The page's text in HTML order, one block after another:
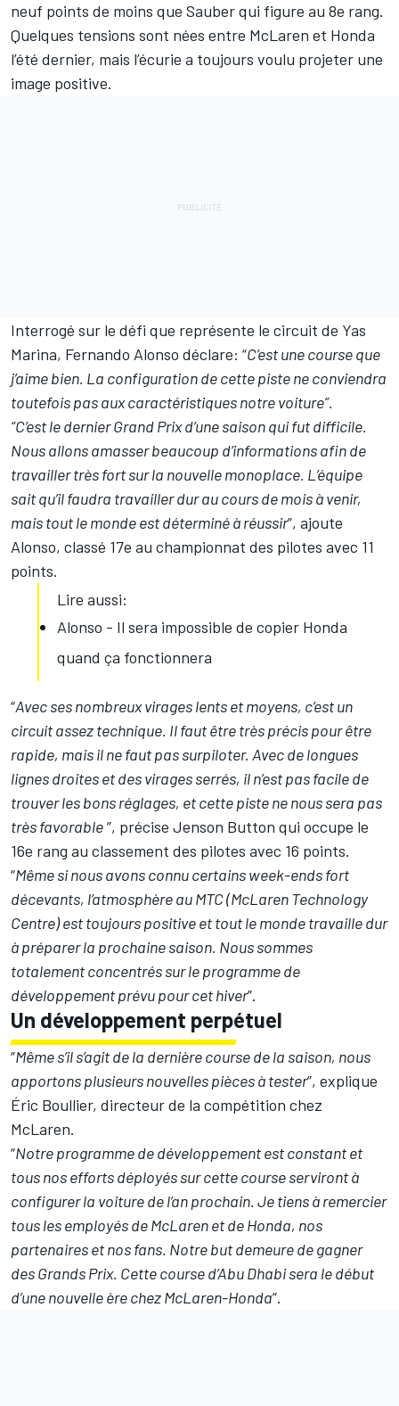
neuf points de moins que Sauber qui figure au 8e rang.
Quelques tensions sont nées entre McLaren et Honda
l’été dernier, mais l’écurie a toujours voulu projeter une
image positive.
Interrogé sur le défi que représente le circuit de Yas
Marina, Fernando Alonso déclare: “C’est une course que
j’aime bien. La configuration de cette piste ne conviendra
toutefois pas aux caractéristiques notre voiture”.
“C’est le dernier Grand Prix d’une saison qui fut difficile.
Nous allons amasser beaucoup d’informations afin de
travailler très fort sur la nouvelle monoplace. L’équipe
sait qu’il faudra travailler dur au cours de mois à venir,
mais tout le monde est déterminé à réussir”, ajoute
Alonso, classé 17e au championnat des pilotes avec 11
points.
Lire aussi:
Alonso - Il sera impossible de copier Honda
quand ça fonctionnera
“Avec ses nombreux virages lents et moyens, c’est un
circuit assez technique. Il faut être très précis pour être
rapide, mais il ne faut pas surpiloter. Avec de longues
lignes droites et des virages serrés, il n’est pas facile de
trouver les bons réglages, et cette piste ne nous sera pas
très favorable”, précise Jenson Button qui occupe le
16e rang au classement des pilotes avec 16 points.
“Même si nous avons connu certains week-ends fort
décevants, l’atmosphère au MTC (McLaren Technology
Centre) est toujours positive et tout le monde travaille dur
à préparer la prochaine saison. Nous sommes
totalement concentrés sur le programme de
développement prévu pour cet hiver”.
Un développement perpétuel
“Même s’il s’agit de la dernière course de la saison, nous
apportons plusieurs nouvelles pièces à tester”, explique
Éric Boullier, directeur de la compétition chez
McLaren.
“Notre programme de développement est constant et
tous nos efforts déployés sur cette course serviront à
configurer la voiture de l’an prochain. Je tiens à remercier
tous les employés de McLaren et de Honda, nos
partenaires et nos fans. Notre but demeure de gagner
des Grands Prix. Cette course d’Abu Dhabi sera le début
d’une nouvelle ère chez McLaren-Honda”.